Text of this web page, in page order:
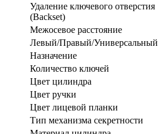
Удаление ключевого отверстия
(Backset)
Межосевое расстояние
Левый/Правый/Универсальный
Назначение
Количество ключей
Цвет цилиндра
Цвет ручки
Цвет лицевой планки
Тип механизма секретности